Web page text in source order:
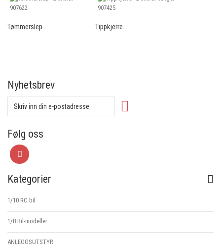
Tømmerslep... Tippkjerre...
Nyhetsbrev
Følg oss
Kategorier
1/10 RC bil
1/8 Bil-modeller
ANLEGGSUTSTYR